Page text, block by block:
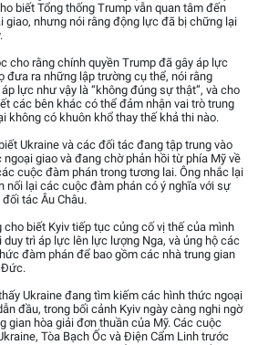
biết Tổng thống Trump vẫn quan tâm đến
giao, nhưng nói rằng động lực đã bị chững lại
cho rằng chính quyền Trump đã gây áp lực
đưa ra những lập trường cụ thể, nói rằng
lực như vậy là “không đúng sự thật”, và cho
các bên khác có thể đảm nhận vai trò trung
không có khuôn khổ thay thế khả thi nào.
Ukraine và các đối tác đang tập trung vào
giao và đang chờ phản hồi từ phía Mỹ về
cuộc đàm phán trong tương lai. Ông nhắc lại
nối lại các cuộc đàm phán có ý nghĩa với sự
tác Âu Châu.
biết Kyiv tiếp tục củng cố vị thế của mình
trì áp lực lên lực lượng Nga, và ủng hộ các
đàm phán để bao gồm các nhà trung gian
Đức.
Ukraine đang tìm kiếm các hình thức ngoại
đầu, trong bối cảnh Kyiv ngày càng nghi ngờ
gian hòa giải đơn thuần của Mỹ. Các cuộc
Tòa Bạch Ốc và Điện Cẩm Linh trước